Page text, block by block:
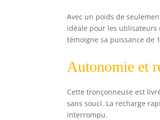
Avec un poids de
idéale pour les utilisateurs
témoigne sa puissance de
Autonomie et
Cette tronçonneuse est
sans souci. La recharge
interrompu.